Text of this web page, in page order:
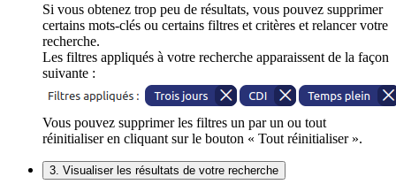
Si vous obtenez trop peu de résultats, vous pouvez supprimer
certains mots-clés ou certains filtres et critères et relancer votre
recherche.
Les filtres appliqués à votre recherche apparaissent de la façon
suivante :
Vous pouvez supprimer les filtres un par un ou tout
réinitialiser en cliquant sur le bouton « Tout réinitialiser ».
3. Visualiser les résultats de votre recherche